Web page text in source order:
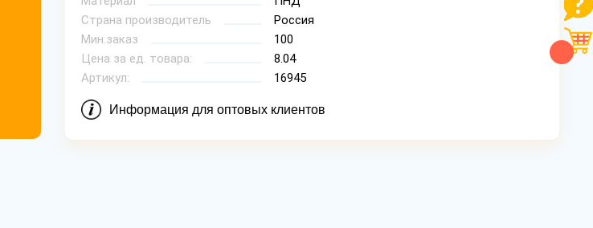
Страна производитель
Россия
Мин.заказ
100
Цена за ед. товара:
8.04
Артикул:
16945
Информация для оптовых клиентов